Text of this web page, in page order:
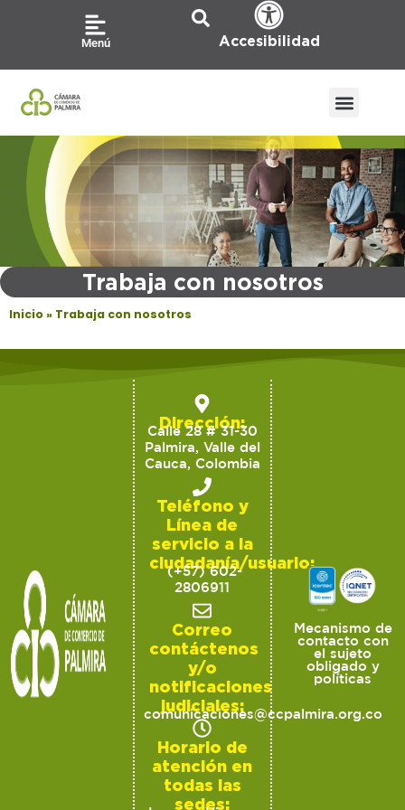
Menú Accesibilidad
Trabaja con nosotros
Inicio» Trabaja con nosotros
Dirección:
Calle 28 # 31-30
Palmira, Valle del
Cauca, Colombia
Teléfono y
Línea de
servicio a la
ciudadanía/usuario:
(+57) 602-
2806911
Correo
contáctenos
y/o
notificaciones
judiciales:
comunicaciones@ccpalmira.org.co
Horario de
atención en
todas las
sedes:
Mecanismo de
contacto con
el sujeto
obligado y
políticas